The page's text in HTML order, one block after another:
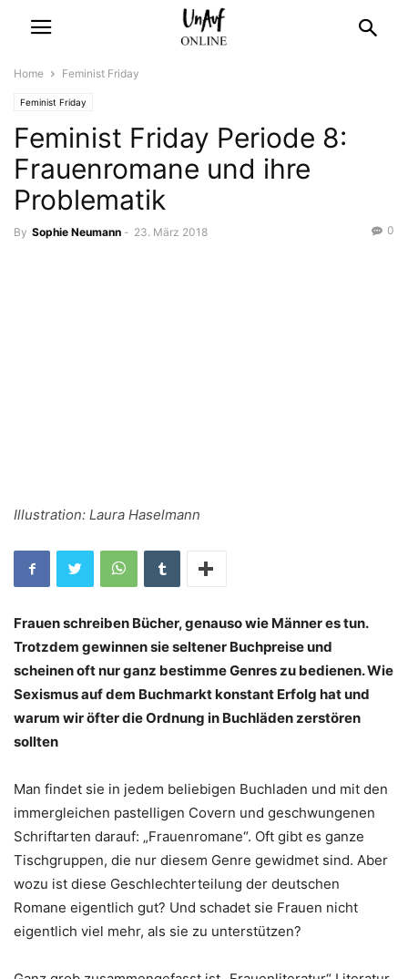
Home Feminist Friday
Feminist Friday
Feminist Friday Periode 8:
Frauenromane und ihre
Problematik
By Sophie Neumann - 23. März 2018 0
Illustration: Laura Haselmann
Frauen schreiben Bücher, genauso wie Männer es tun.
Trotzdem gewinnen sie seltener Buchpreise und
scheinen oft nur ganz bestimme Genres zu bedienen. Wie
Sexismus auf dem Buchmarkt konstant Erfolg hat und
warum wir öfter die Ordnung in Buchläden zerstören
sollten
Man findet sie in jedem beliebigen Buchladen und mit den
immergleichen pastelligen Covern und geschwungenen
Schriftarten darauf: „Frauenromane“. Oft gibt es ganze
Tischgruppen, die nur diesem Genre gewidmet sind. Aber
wozu ist diese Geschlechterteilung der deutschen
Romane eigentlich gut? Und schadet sie Frauen nicht
eigentlich viel mehr, als sie zu unterstützen?